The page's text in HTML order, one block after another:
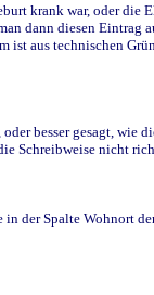
krank war, oder die
dann diesen Eintrag
aus technischen
besser gesagt, wie
Schreibweise nicht
der Spalte Wohnort